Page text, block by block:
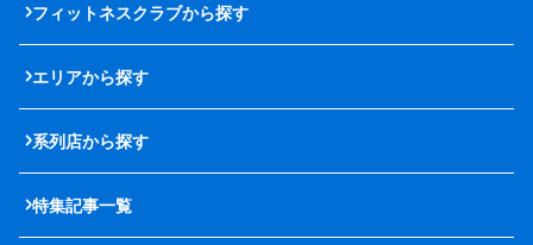
フィットネスクラブから探す
エリアから探す
系列店から探す
特集記事一覧